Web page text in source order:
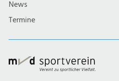
News
Termine